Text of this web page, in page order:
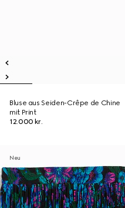
Bluse aus Seiden-Crêpe de Chine
mit Print
12.000 kr.
Neu